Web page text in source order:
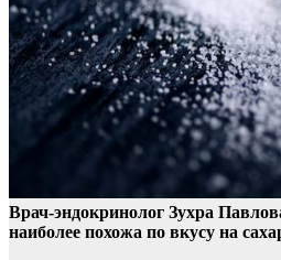
Врач-эндокринолог Зухра
наиболее похожа по вкусу на